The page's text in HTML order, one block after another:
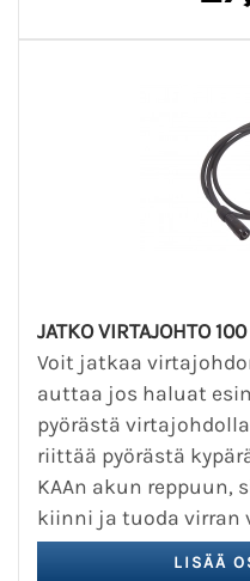
JATKO VIRTAJOHTO
Voit jatkaa
auttaa jos haluat
pyörästä
riittää pyörästä
KAAn akun reppuun,
kiinni ja tuoda virran